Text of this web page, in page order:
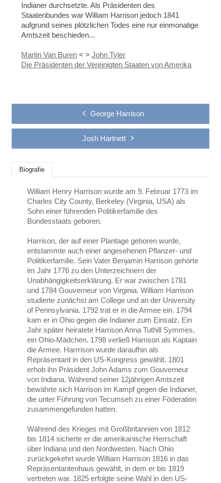
Indianer durchsetzte. Als Präsidenten des
Staatenbundes war William Harrison jedoch 1841
aufgrund seines plötzlichen Todes eine nur einmonatige
Amtszeit beschieden...
Martin Van Buren < > John Tyler
Die Präsidenten der Vereinigten Staaten von Amerika
George Harrison
Josh Hartnett
Biografie
William Henry Harrison wurde am 9. Februar 1773 im
Charles City County, Berkeley (Virginia, USA) als
Sohn einer führenden Politikerfamilie des
Bundesstaats geboren.
Harrison, der auf einer Plantage geboren wurde,
entstammte auch einer angesehenen Pflanzer- und
Politikerfamilie. Sein Vater Benjamin Harrison gehörte
im Jahr 1776 zu den Unterzeichnern der
Unabhängigkeitserklärung. Er war zwischen 1781
und 1784 Gouverneur von Virginia. William Harrison
studierte zunächst am College und an der University
of Pennsylvania. 1792 trat er in die Armee ein. 1794
kam er in Ohio gegen die Indianer zum Einsatz. Ein
Jahr später heiratete Harrison Anna Tuthill Symmes,
ein Ohio-Mädchen. 1798 verließ Harrison als Kaptain
die Armee. Harrrison wurde daraufhin als
Repräsentant in den US-Kongress gewählt. 1801
erhob ihn Präsident John Adams zum Gouverneur
von Indiana. Während seiner 12jährigen Amtszeit
bewährte sich Harrison im Kampf gegen die Indianer,
die unter Führung von Tecumseh zu einer Föderation
zusammengefunden hatten.
Während des Krieges mit Großbritannien von 1812
bis 1814 sicherte er die amerikanische Herrschaft
über Indiana und den Nordwesten. Nach Ohio
zurückgekehrt wurde William Harrison 1816 in das
Repräsentantenhaus gewählt, in dem er bis 1819
vertreten war. 1825 erfolgte seine Wahl in den US-